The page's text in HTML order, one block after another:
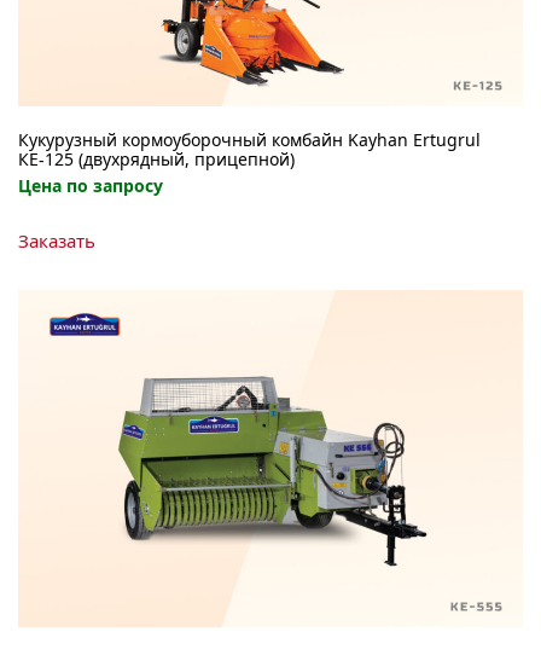
Кукурузный кормоуборочный комбайн Kayhan Ertugrul
КЕ-125 (двухрядный, прицепной)
Цена по запросу
Заказать